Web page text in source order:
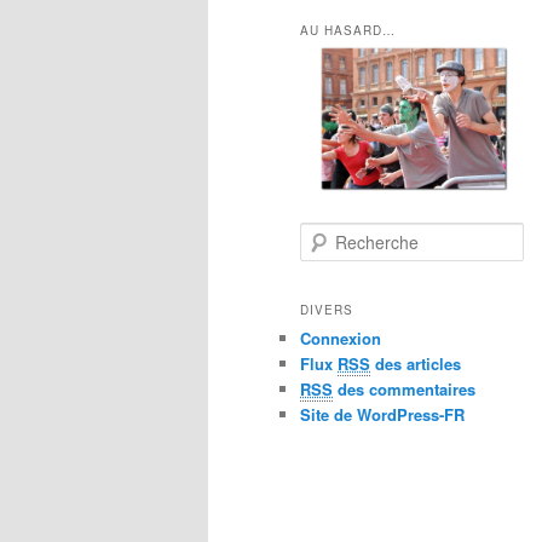
AU HASARD…
e
h
r
c
h
e
DIVERS
Connexion
Flux RSS des articles
RSS des commentaires
Site de WordPress-FR